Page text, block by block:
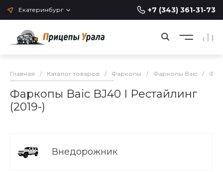
Екатеринбург +7 (343) 361-31-73
Главная / Каталог товаров / Фаркопы / Фаркопы Baic /
Фаркопы Baic BJ40 I Рестайлинг
(2019-)
Внедорожник